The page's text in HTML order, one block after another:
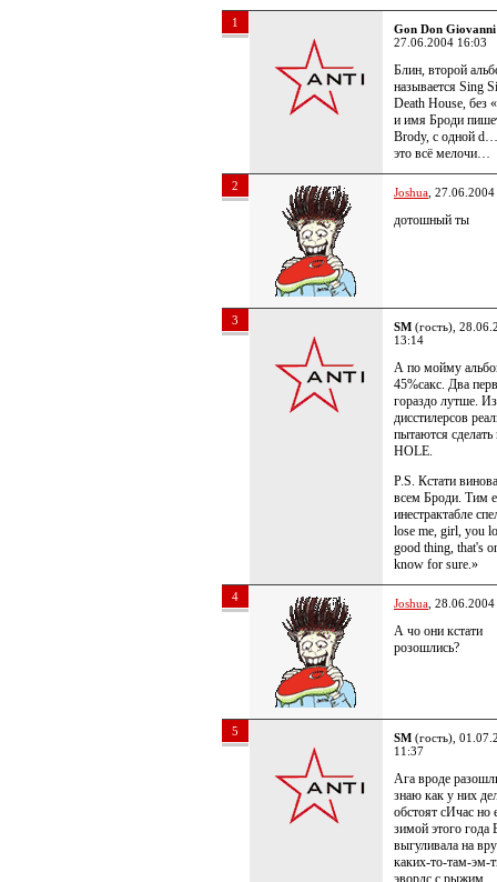
1 Gon Don Giovanni
27.06.2004 16:03
Блин, второй
называется Sing
Death House, без
и имя Броди
Brody, с одной
это всё мелочи…
2 Joshua ,
дотошный ты
3 SM (гость),
13:14
А по мойму
45%сакс. Два
гораздо лутше. Из
дисстилерсов
пытаются
HOLE.
P.S. Кстати
всем Броди. Тим
инестрактабле
lose me, girl, you
good thing, that's
know for sure.»
4 Joshua ,
А чо они кстати
розошлись?
5 SM (гость),
11:37
Ага вроде
знаю как у них
обстоят сИчас но
зимой этого года
выгуливала на
каких-то-там-эм-
эвордс с рыжим